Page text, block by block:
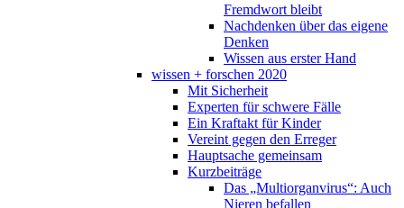
Fremdwort bleibt
Nachdenken über das eigene
Denken
Wissen aus erster Hand
wissen + forschen 2020
Mit Sicherheit
Experten für schwere Fälle
Ein Kraftakt für Kinder
Vereint gegen den Erreger
Hauptsache gemeinsam
Kurzbeiträge
Das „Multiorganvirus“: Auch
Nieren befallen